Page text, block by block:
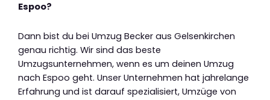
Espoo?
Dann bist du bei Umzug Becker aus Gelsenkirchen
genau richtig. Wir sind das beste
Umzugsunternehmen, wenn es um deinen Umzug
nach Espoo geht. Unser Unternehmen hat jahrelange
Erfahrung und ist darauf spezialisiert, Umzüge von